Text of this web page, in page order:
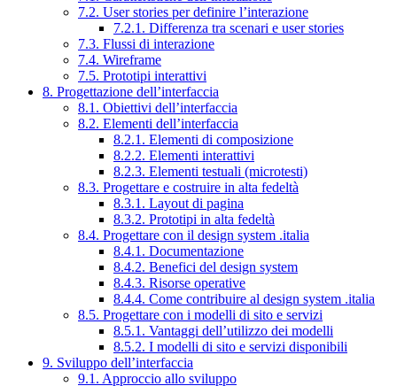
7.2. User stories per definire l’interazione
7.2.1. Differenza tra scenari e user stories
7.3. Flussi di interazione
7.4. Wireframe
7.5. Prototipi interattivi
8. Progettazione dell’interfaccia
8.1. Obiettivi dell’interfaccia
8.2. Elementi dell’interfaccia
8.2.1. Elementi di composizione
8.2.2. Elementi interattivi
8.2.3. Elementi testuali (microtesti)
8.3. Progettare e costruire in alta fedeltà
8.3.1. Layout di pagina
8.3.2. Prototipi in alta fedeltà
8.4. Progettare con il design system .italia
8.4.1. Documentazione
8.4.2. Benefici del design system
8.4.3. Risorse operative
8.4.4. Come contribuire al design system .italia
8.5. Progettare con i modelli di sito e servizi
8.5.1. Vantaggi dell’utilizzo dei modelli
8.5.2. I modelli di sito e servizi disponibili
9. Sviluppo dell’interfaccia
9.1. Approccio allo sviluppo